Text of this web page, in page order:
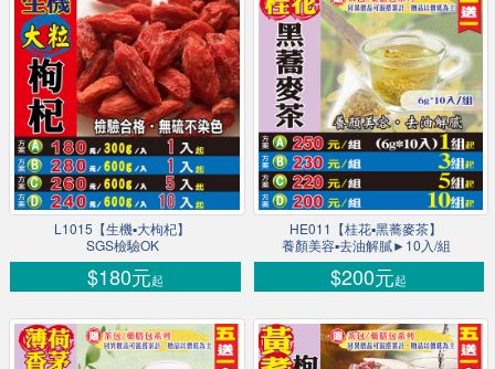
L1015【生機▪大枸杞】
SGS檢驗OK
$180元起
HE011【桂花▪黑蕎麥茶】
養顏美容▪去油解膩►10入/組
$200元起